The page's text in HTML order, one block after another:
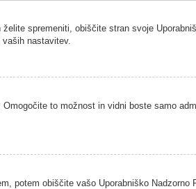
spremeniti, obiščite stran svoje
nastavitev.
Omogočite to možnost in vidni boste samo
potem obiščite vašo Uporabniško